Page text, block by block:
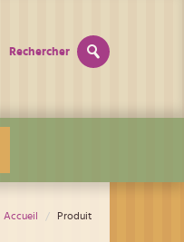
Accueil Produit
Rechercher